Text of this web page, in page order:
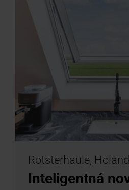
Rotsterhaule,
Inteligentná